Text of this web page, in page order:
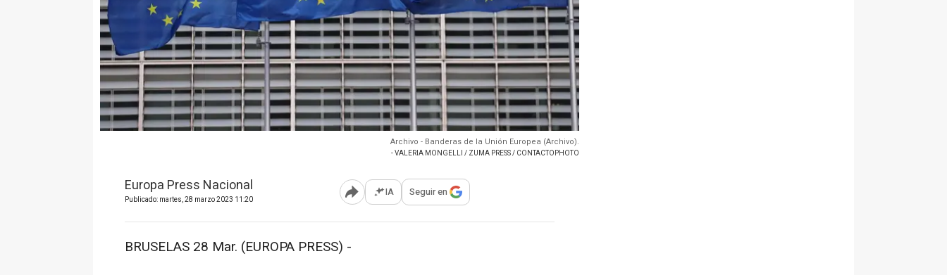
Archivo - Banderas de la Unión Europea (Archivo).
- VALERIA MONGELLI / ZUMA PRESS / CONTACTOPHOTO
Europa Press Nacional
Publicado: martes, 28 marzo 2023 11:20 Abrir opciones para compartir
IA Seguir en
BRUSELAS 28 Mar. (EUROPA PRESS) -